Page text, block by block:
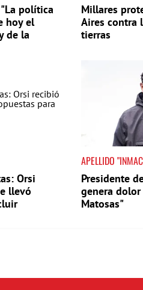
política
hoy el
de la
Millares
Aires contra
tierras
Orsi
llevó
APELLIDO
Presidente
genera
Matosas"